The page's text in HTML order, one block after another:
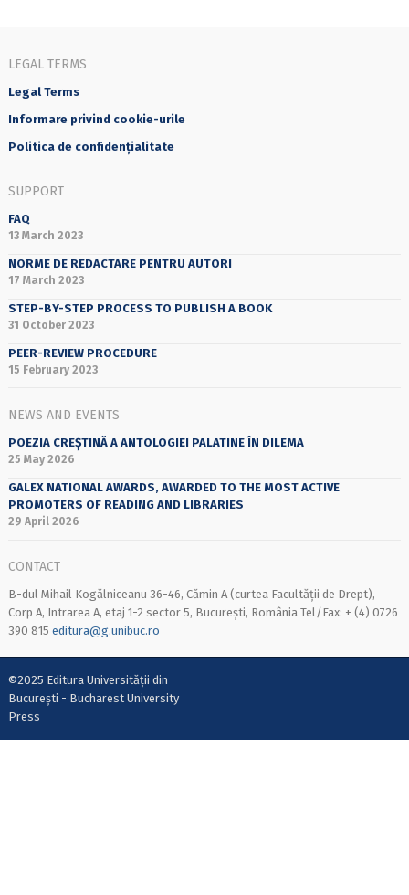
LEGAL TERMS
Legal Terms
Informare privind cookie-urile
Politica de confidențialitate
SUPPORT
FAQ
13 March 2023
NORME DE REDACTARE PENTRU AUTORI
17 March 2023
STEP-BY-STEP PROCESS TO PUBLISH A BOOK
31 October 2023
PEER-REVIEW PROCEDURE
15 February 2023
NEWS AND EVENTS
POEZIA CREȘTINĂ A ANTOLOGIEI PALATINE ÎN DILEMA
25 May 2026
GALEX NATIONAL AWARDS, AWARDED TO THE MOST ACTIVE
PROMOTERS OF READING AND LIBRARIES
29 April 2026
CONTACT
B-dul Mihail Kogălniceanu 36-46, Cămin A (curtea Facultății de Drept),
Corp A, Intrarea A, etaj 1-2 sector 5, București, România Tel/Fax: + (4) 0726
390 815 editura@g.unibuc.ro
©2025 Editura Universității din
București - Bucharest University
Press